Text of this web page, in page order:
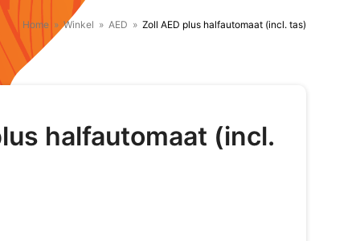
Home » Winkel » AED » Zoll AED plus halfautomaat (incl. tas)
halfautomaat (incl.